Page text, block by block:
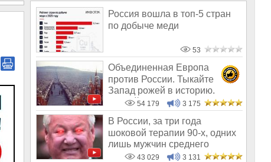
Россия вошла в топ-5 стран
по добыче меди
53
Объединенная Европа
против России. Тыкайте
Запад рожей в историю.
Требуйте от них п
54 179 3 175
В России, за три года
шоковой терапии 90-х, одних
лишь мужчин среднего
возраста ско
43 029 3 131